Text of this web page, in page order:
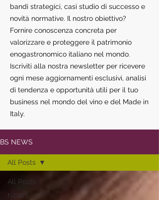
bandi strategici, casi studio di successo e
novità normative. Il nostro obiettivo?
Fornire conoscenza concreta per
valorizzare e proteggere il patrimonio
enogastronomico italiano nel mondo.
Iscriviti alla nostra newsletter per ricevere
ogni mese aggiornamenti esclusivi, analisi
di tendenza e opportunità utili per il tuo
business nel mondo del vino e del Made in
Italy.
BS NEWS
All Posts
NEWS
All Posts